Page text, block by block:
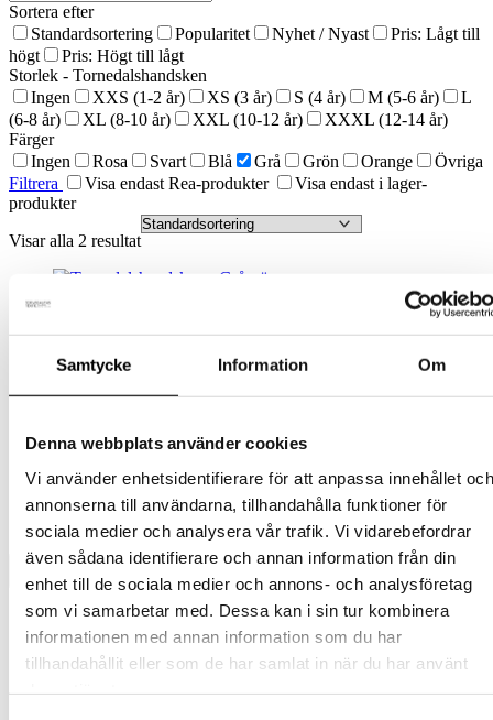
Samtycke Information Om
Denna webbplats använder cookies
Vi använder enhetsidentifierare för att anpassa innehållet och
annonserna till användarna, tillhandahålla funktioner för
sociala medier och analysera vår trafik. Vi vidarebefordrar
även sådana identifierare och annan information från din
enhet till de sociala medier och annons- och analysföretag
som vi samarbetar med. Dessa kan i sin tur kombinera
informationen med annan information som du har
tillhandahållit eller som de har samlat in när du har använt
Sortera efter
Standardsortering
Popularitet Nyhet / Nyast
Pris: Lågt till
högt
Pris: Högt till lågt
Storlek - Tornedalshandsken
Ingen
XXS (1-2 år) XS (3 år) S (4 år) M (5-6 år)
L
(6-8 år)
XL (8-10 år) XXL (10-12 år)
XXXL (12-14 år)
Färger
Ingen
Rosa Svart Blå Grå Grön Orange
Övriga
Filtrera
Visa endast Rea-produkter
Visa endast i lager-
produkter
Visar alla 2 resultat
Tornedalshandsken – Grågrön
389kr inkl. moms Välj alternativ
har
flera
varianter.
De
olika
alternativen
kan
väljas
på
produktsidan
Tornedalshandsken – Grå
389 kr inkl. moms Välj alternativDen
här
produkten
har
flera
varianter.
De
olika
Presentkort
Barn
Tornedalshandsken